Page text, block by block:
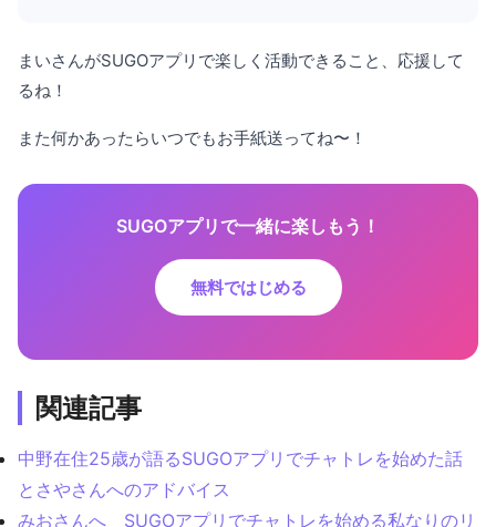
まいさんがSUGOアプリで楽しく活動できること、応援して
るね！
また何かあったらいつでもお手紙送ってね〜！
SUGOアプリで一緒に楽しもう！
無料ではじめる
関連記事
中野在住25歳が語るSUGOアプリでチャトレを始めた話
とさやさんへのアドバイス
みおさんへ SUGOアプリでチャトレを始める私なりのリ